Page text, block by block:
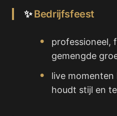
✨Bedrijfsfeest
professioneel,
gemengde
live momenten
houdt stijl en